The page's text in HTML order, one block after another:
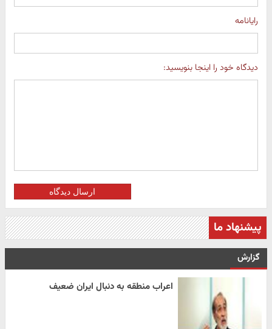
رایانامه
دیدگاه خود را اینجا بنویسید:
ارسال دیدگاه
پیشنهاد ما
گزارش
اعراب منطقه به دنبال ایران ضعیف